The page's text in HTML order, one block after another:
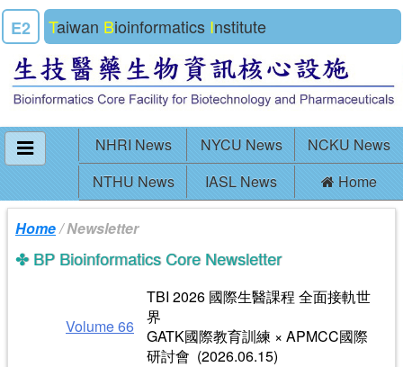
E2 Taiwan Bioinformatics Institute
NHRI News NYCU News
NCKU News
NTHU News
IASL News Home
Home/ Newsletter
BP Bioinformatics Core Newsletter
Volume 66
TBI 2026 國際生醫課程 全面接軌世
界
GATK國際教育訓練 × APMCC國際
研討會 (2026.06.15)